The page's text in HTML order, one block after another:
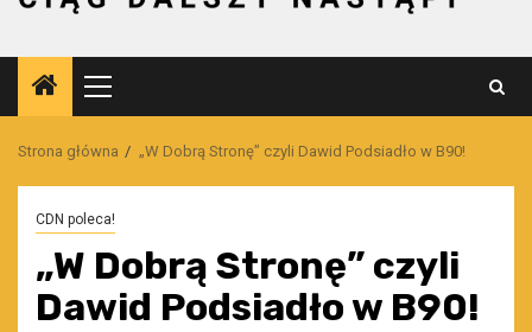
Menu
główne
Strona główna „W Dobrą Stronę” czyli Dawid Podsiadło w B90!
CDN poleca!
„W Dobrą Stronę” czyli
Dawid Podsiadło w B90!